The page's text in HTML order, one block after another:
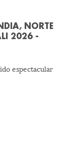
NORTE
2026 -
espectacular